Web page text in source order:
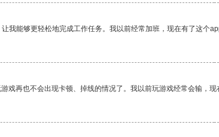
我能够更轻松地完成工作任务。我以前经常加班，现在有了这个
戏再也不会出现卡顿、掉线的情况了。我以前玩游戏经常会输，现